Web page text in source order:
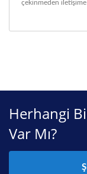
çekinmeden iletişime
Herhangi
Var Mı?